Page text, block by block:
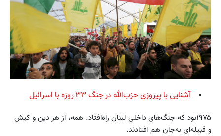
آشنایی با پیروزی حزب‌الله در جنگ ۳۳ روزه با اسرائیل
۱۹۷۵بود که جنگ‌های داخلی لبنان راه‌افتاد. همه، از هر دین و کیش
و قبیله‌ای به‌جان هم افتادند.